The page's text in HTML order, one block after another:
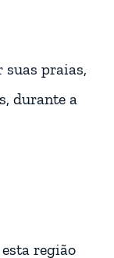
suas praias,
durante a
região